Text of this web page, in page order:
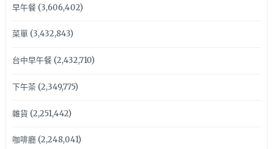
早午餐(3,606,402)
菜單(3,432,843)
台中早午餐(2,432,710)
下午茶(2,349,775)
雜貨 (2,251,442)
咖啡廳(2,248,041)